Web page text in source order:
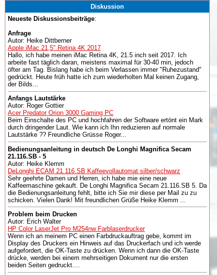
Diskussion
Neueste Diskussionsbeiträge:
Anfrage
Autor: Heike Dittberner
Apple iMac 21,5" Retina 4K 2017
Hallo, ich habe meinen iMac Retina 4K, 21.5 inch seit 2017. Ich
arbeite fast täglich daran, meistens maximal für 30-40 min, jedoch
öfter am Tag. Bislang habe ich beim Verlassen immer "Ruhezustand"
gedrückt. Heute früh hatte ich zum wiederholten Mal keinen Zugang,
der Bilds...
Anfangs Lautstärke
Autor: Roger Gottier
Acer Predator Orion 3000 Gaming PC
Beim Einschalte des PC und hochfahren der Software ertönt ein Mark
durch dringender Laut. Wie kann ich Ihn reduzieren auf normale
Lautstärke ?? Freundliche Grüsse Roger...
Bedienungsanleitung in deutsch De Longhi Magnifica Secam
21.116.SB - 5
Autor: Heike Klemm
DeLonghi ECAM 21.116.SB Kaffeevollautomat silber/schwarz
Sehr geehrte Damen und Herren, ich habe mie eine neue
Kaffeemaschine gekauft. De Longhi Magnifica Secam 21.116.SB 5. Da
die Bedienungsanleitung fehlt, bitte ich Sie mir diese per Mail zu zu
schicken. Vielen Dank! Mit freundlichen Grüße Heike Klemm ...
Problem beim Drucken
Autor: Erich Walter
HP Color LaserJet Pro M254nw Farblaserdrucker
Wenn ich an meinem PC einen Farbdruckauftrag gebe, kommt im
Display des Druckers ein Hinweis auf das Druckerfach und ich werde
aufgefordert, die OK-Taste zu drücken. Wenn ich dann die OK-Taste
drücke, werden bei einem mehrseitigen Dokument nur die ersten
beiden Seiten gedruckt....